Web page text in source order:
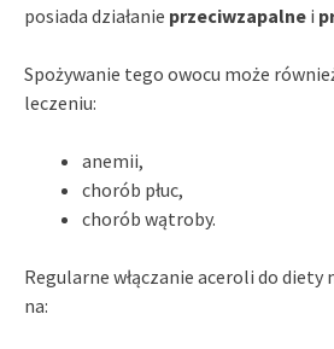
posiada działanie przeciwzapalne i
Spożywanie tego owocu może
leczeniu:
anemii,
chorób płuc,
chorób wątroby.
Regularne włączanie aceroli do diety
na: